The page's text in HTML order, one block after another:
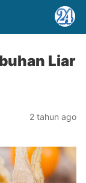
Liar
2 tahun ago